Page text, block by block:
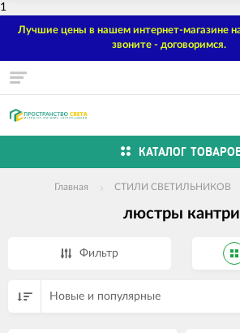
1
Лучшие цены в нашем интернет-магазине
звоните - договоримся.
КАТАЛОГ
Главная СТИЛИ СВЕТИЛЬНИКОВ
люстры кантри
Фильтр
Новые и популярные